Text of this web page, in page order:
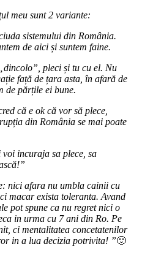
meu sunt 2 variante:
sistemului din România.
de aici și suntem faine.
pleci și tu cu el. Nu
față de țara asta, în afară de
de părțile ei bune.
că e ok că vor să plece,
din România se mai poate
incuraja sa plece, sa
nici afara nu umbla cainii cu
macar exista toleranta. Avand
pot spune ca nu regret nici o
in urma cu 7 ani din Ro. Pe
ci mentalitatea concetatenilor
in a lua decizia potrivita! ”🙂